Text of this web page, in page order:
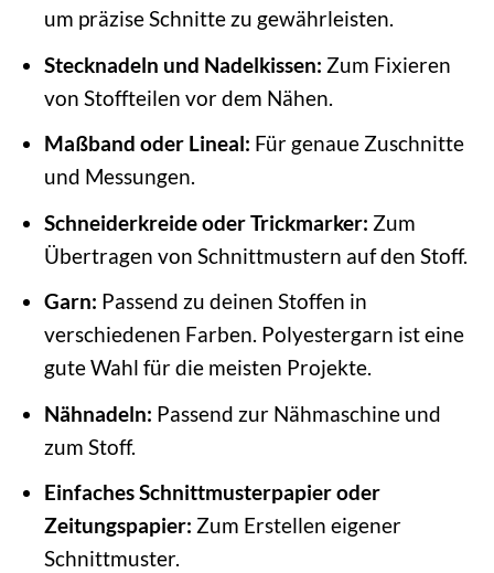
um präzise Schnitte zu gewährleisten.
Stecknadeln und Nadelkissen: Zum Fixieren
von Stoffteilen vor dem Nähen.
Maßband oder Lineal: Für genaue Zuschnitte
und Messungen.
Schneiderkreide oder Trickmarker: Zum
Übertragen von Schnittmustern auf den Stoff.
Garn: Passend zu deinen Stoffen in
verschiedenen Farben. Polyestergarn ist eine
gute Wahl für die meisten Projekte.
Nähnadeln: Passend zur Nähmaschine und
zum Stoff.
Einfaches Schnittmusterpapier oder
Zeitungspapier: Zum Erstellen eigener
Schnittmuster.